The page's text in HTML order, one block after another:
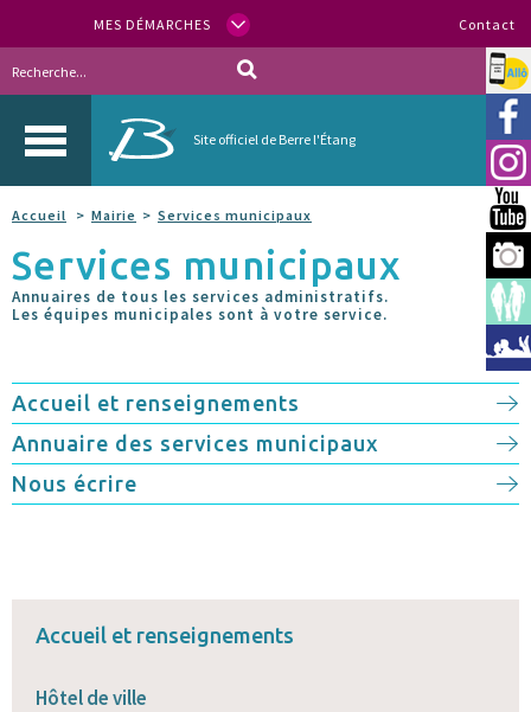
MES DÉMARCHES Contact
Site officiel de Berre l'Étang
Allo
Accueil Mairie Services municipaux
Services municipaux
Annuaires de tous les services administratifs.
Les équipes municipales sont à votre service.
Accueil et renseignements
Annuaire des services municipaux
Nous écrire
Accueil et renseignements
Hôtel de ville